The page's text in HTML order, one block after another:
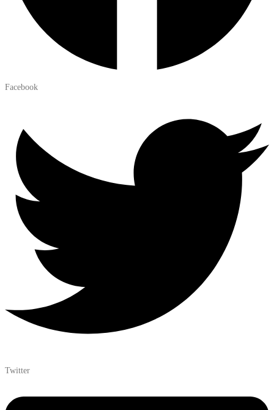
Facebook
Twitter